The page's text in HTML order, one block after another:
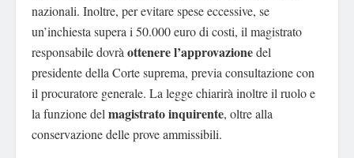
nazionali. Inoltre, per evitare spese eccessive, se
un’inchiesta supera i 50.000 euro di costi, il magistrato
responsabile dovrà ottenere l’approvazionedel
presidente della Corte suprema, previa consultazione con
il procuratore generale. La legge chiarirà inoltre il ruolo e
la funzione del magistrato inquirente, oltre alla
conservazione delle prove ammissibili.